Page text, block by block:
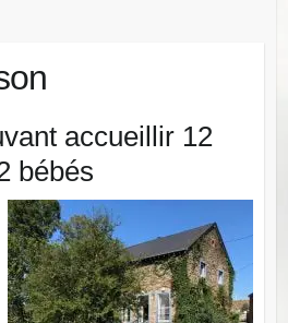
accueillir 12
bébés